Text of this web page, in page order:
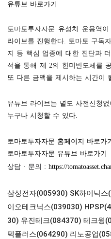
유튜브 바로가기
토마토투자자문 유성치 운용역
라이브를 진행한다. 토마토 구독
지 등 핵심 업종에 대한 진단과
석을 통해 제 2의 한미반도체를
또 다른 금맥을 제시하는 시간이
유튜브 라이브는 별도 사전신청
누구나 시청할 수 있다.
토마토투자자문 홈페이지 바로가기
토마토투자자문 유튜브 바로가기
상담 · 문의 : https://
삼성전자(005930) SK하이닉
이오테크닉스(039030)
30) 유진테크(084370) 테크윙
텍플러스(064290) 리노공업